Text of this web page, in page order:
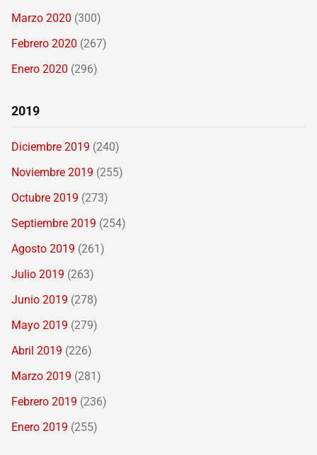
Marzo 2020 (300)
Febrero 2020 (267)
Enero 2020 (296)
2019
Diciembre 2019 (240)
Noviembre 2019 (255)
Octubre 2019 (273)
Septiembre 2019 (254)
Agosto 2019 (261)
Julio 2019 (263)
Junio 2019 (278)
Mayo 2019 (279)
Abril 2019 (226)
Marzo 2019 (281)
Febrero 2019 (236)
Enero 2019 (255)